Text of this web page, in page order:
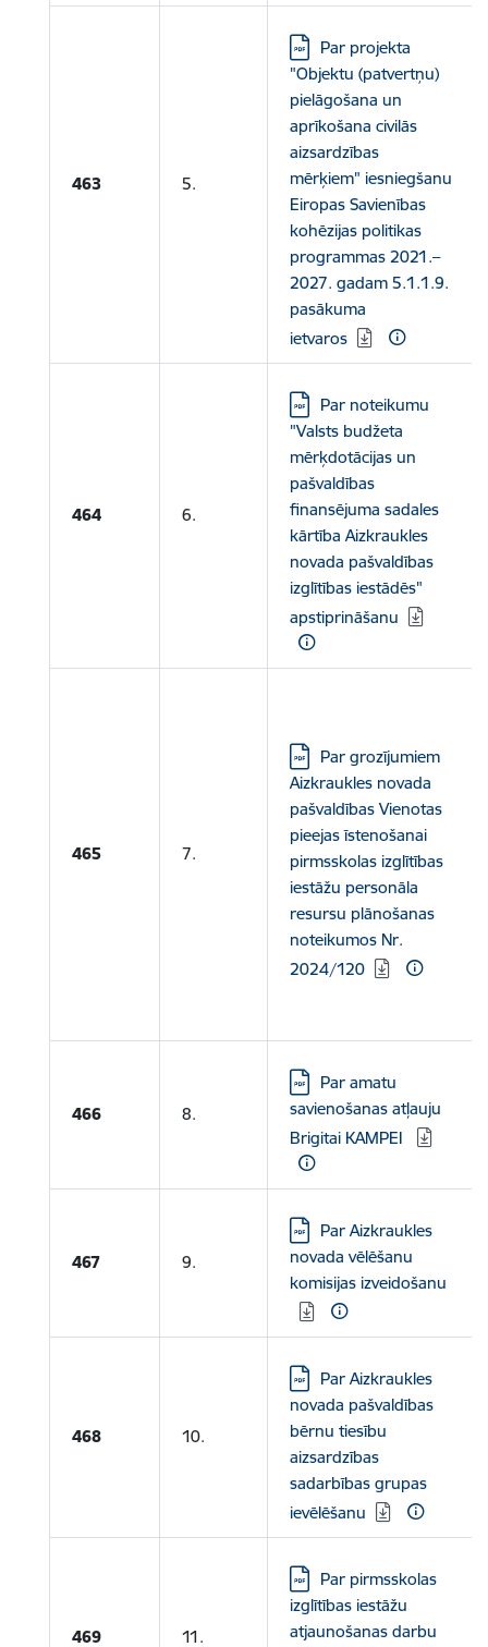
463 5.
Lejupielādēt:
Par projekta
"Objektu (patvertņu)
pielāgošana un
aprīkošana civilās
aizsardzības
mērķiem" iesniegšanu
Eiropas Savienības
kohēzijas politikas
programmas 2021.–
2027. gadam 5.1.1.9.
pasākuma
ietvaros
464 6.
Lejupielādēt:
Par noteikumu
"Valsts budžeta
mērķdotācijas un
pašvaldības
finansējuma sadales
kārtība Aizkraukles
novada pašvaldības
izglītības iestādēs"
apstiprināšanu
465 7.
Lejupielādēt:
Par grozījumiem
Aizkraukles novada
pašvaldības Vienotas
pieejas īstenošanai
pirmsskolas izglītības
iestāžu personāla
resursu plānošanas
noteikumos Nr.
2024/120
466 8.
Lejupielādēt:
Par amatu
savienošanas atļauju
Brigitai KAMPEI
467 9.
Lejupielādēt:
Par Aizkraukles
novada vēlēšanu
komisijas izveidošanu
468 10.
Lejupielādēt:
Par Aizkraukles
novada pašvaldības
bērnu tiesību
aizsardzības
sadarbības grupas
ievēlēšanu
469 11.
Lejupielādēt:
Par pirmsskolas
izglītības iestāžu
atjaunošanas darbu